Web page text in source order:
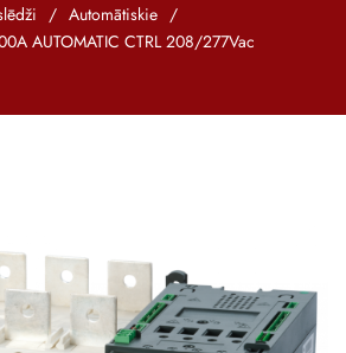
/ Automātiskie /
AUTOMATIC CTRL 208/277Vac